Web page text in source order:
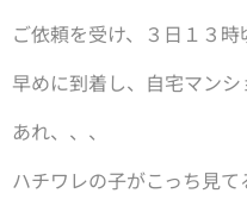
ご依頼を受け、３日１３時
早めに到着し、自宅マンシ
あれ、、、
ハチワレの子がこっち見て